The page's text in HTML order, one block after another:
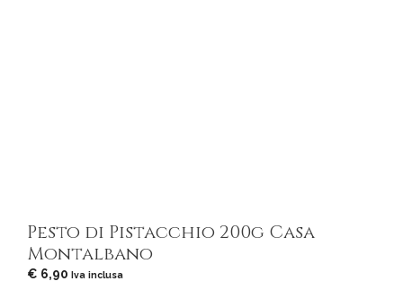
Pesto di Pistacchio 200g Casa
Montalbano
€ 6,90 Iva inclusa